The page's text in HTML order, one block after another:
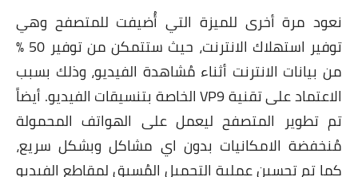
نعود مرة أخرى للميزة التي أُضيفت للمتصفح وهي
توفير استهلاك الانترنت، حيث ستتمكن من توفير 50 %
من بيانات الانترنت أثناء مُشاهدة الفيديو، وذلك بسبب
الاعتماد على تقنية VP9 الخاصة بتنسيقات الفيديو. أيضاً
تم تطوير المتصفح ليعمل على الهواتف المحمولة
مُنخفضة الامكانيات بدون اي مشاكل وبشكل سريع،
كما تم تحسين عملية التحميل المُسبق لمقاطع الفيديو